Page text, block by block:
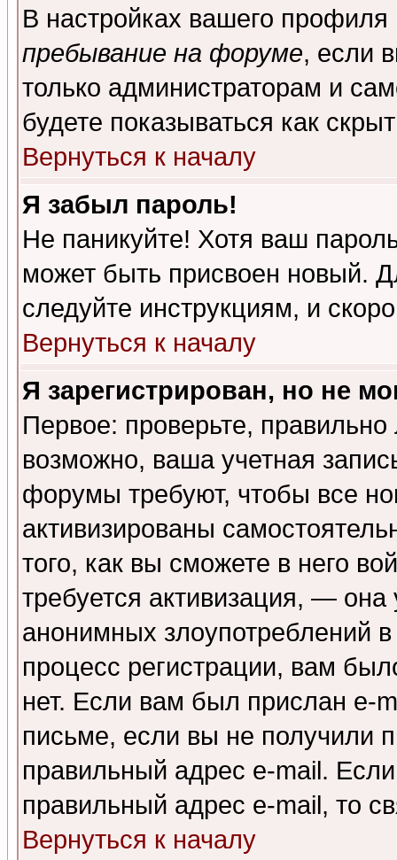
В настройках вашего
пребывание на форуме, если
только администраторам и
будете показываться как
Вернуться к началу
Я забыл пароль!
Не паникуйте! Хотя ваш
может быть присвоен новый.
следуйте инструкциям, и
Вернуться к началу
Я зарегистрирован, но не
Первое: проверьте,
возможно, ваша учетная
форумы требуют, чтобы все
активизированы
того, как вы сможете в него
требуется активизация, —
анонимных злоупотреблений
процесс регистрации, вам
нет. Если вам был прислан e-
письме, если вы не получили
правильный адрес e-mail.
правильный адрес e-mail, то
Вернуться к началу